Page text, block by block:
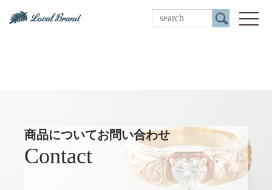
ご来店予約
商品についてお問い合わせ
Contact